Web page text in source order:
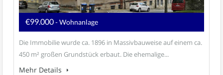
€99.000- Wohnanlage
Die Immobilie wurde ca. 1896 in Massivbauweise auf einem ca.
450 m² großen Grundstück erbaut. Die ehemalige...
Mehr Details